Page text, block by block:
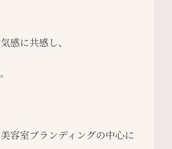
感に共感し、
容室ブランディングの中心に